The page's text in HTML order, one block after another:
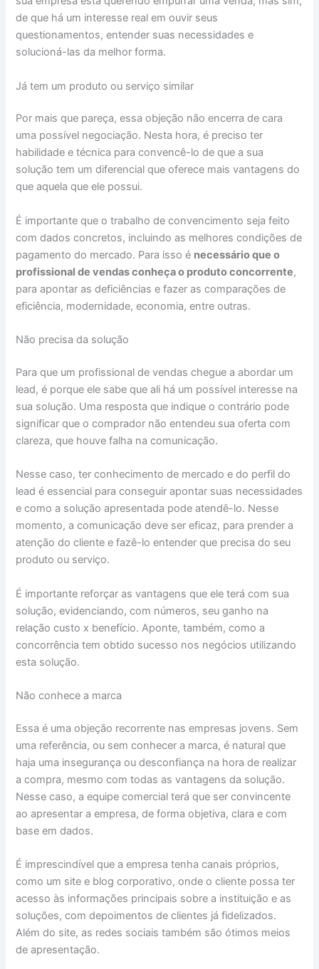
de que há um interesse real em ouvir seus
questionamentos, entender suas necessidades e
solucioná-las da melhor forma.
Já tem um produto ou serviço similar
Por mais que pareça, essa objeção não encerra de cara
uma possível negociação. Nesta hora, é preciso ter
habilidade e técnica para convencê-lo de que a sua
solução tem um diferencial que oferece mais vantagens do
que aquela que ele possui.
É importante que o trabalho de convencimento seja feito
com dados concretos, incluindo as melhores condições de
pagamento do mercado. Para isso é necessário que o
profissional de vendas conheça o produto concorrente,
para apontar as deficiências e fazer as comparações de
eficiência, modernidade, economia, entre outras.
Não precisa da solução
Para que um profissional de vendas chegue a abordar um
lead, é porque ele sabe que ali há um possível interesse na
sua solução. Uma resposta que indique o contrário pode
significar que o comprador não entendeu sua oferta com
clareza, que houve falha na comunicação.
Nesse caso, ter conhecimento de mercado e do perfil do
lead é essencial para conseguir apontar suas necessidades
e como a solução apresentada pode atendê-lo. Nesse
momento, a comunicação deve ser eficaz, para prender a
atenção do cliente e fazê-lo entender que precisa do seu
produto ou serviço.
É importante reforçar as vantagens que ele terá com sua
solução, evidenciando, com números, seu ganho na
relação custo x benefício. Aponte, também, como a
concorrência tem obtido sucesso nos negócios utilizando
esta solução.
Não conhece a marca
Essa é uma objeção recorrente nas empresas jovens. Sem
uma referência, ou sem conhecer a marca, é natural que
haja uma insegurança ou desconfiança na hora de realizar
a compra, mesmo com todas as vantagens da solução.
Nesse caso, a equipe comercial terá que ser convincente
ao apresentar a empresa, de forma objetiva, clara e com
base em dados.
É imprescindível que a empresa tenha canais próprios,
como um site e blog corporativo, onde o cliente possa ter
acesso às informações principais sobre a instituição e as
soluções, com depoimentos de clientes já fidelizados.
Além do site, as redes sociais também são ótimos meios
de apresentação.